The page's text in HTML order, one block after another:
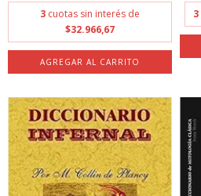
3 cuotas sin interés de
$32.966,67
3